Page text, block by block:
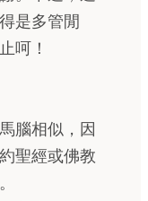
是多管閒
呵！
腦相似，因
聖經或佛教